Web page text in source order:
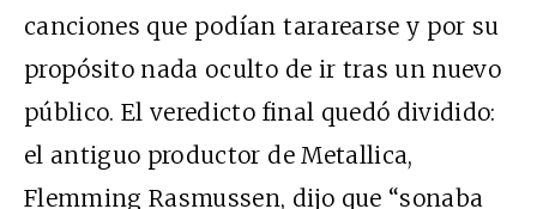
canciones que podían tararearse y por su
propósito nada oculto de ir tras un nuevo
público. El veredicto final quedó dividido:
el antiguo productor de Metallica,
Flemming Rasmussen, dijo que “sonaba